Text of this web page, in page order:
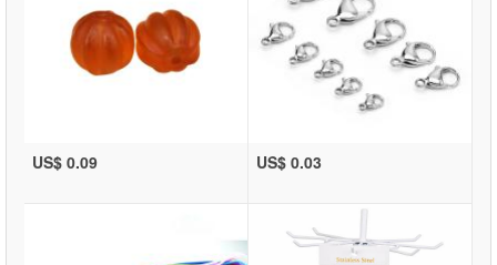
US$ 0.09 US$ 0.03